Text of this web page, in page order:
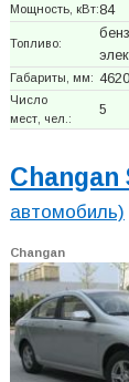
Мощность, кВт:84
Топливо:
Габариты, мм:
Число
мест, чел.:
5
Changan
автомобиль)
Changan